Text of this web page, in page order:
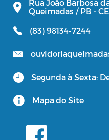
Rua João Barbosa
Queimadas / PB -
(83) 98134-7244
Segunda à Sexta:
Mapa do Site